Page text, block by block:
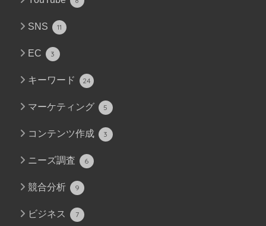
SNS 11
EC 3
キーワード 24
マーケティング 5
コンテンツ作成 3
ニーズ調査 6
競合分析 9
ビジネス 7